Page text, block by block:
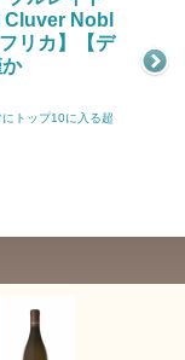
Cluver Nobl
リカ】【デ
トップ10に入る超